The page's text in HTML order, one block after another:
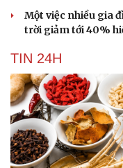
Một việc nhiều gia
trời giảm tới 40%
TIN 24H